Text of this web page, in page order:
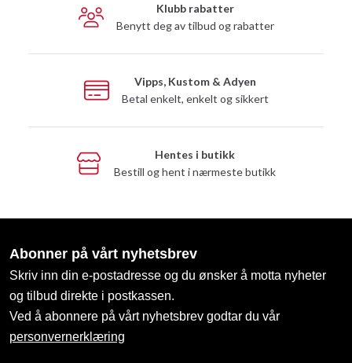
Klubb rabatter
Benytt deg av tilbud og rabatter
Vipps, Kustom & Adyen
Betal enkelt, enkelt og sikkert
Hentes i butikk
Bestill og hent i nærmeste butikk
Abonner på vårt nyhetsbrev
Skriv inn din e-postadresse og du ønsker å motta nyheter
og tilbud direkte i postkassen.
Ved å abonnere på vårt nyhetsbrev godtar du vår
personvernerklæring